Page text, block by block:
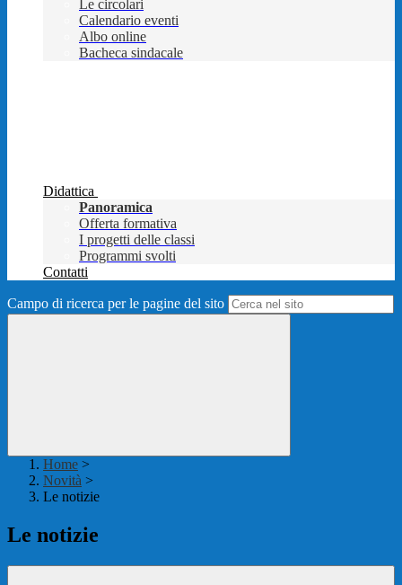
Le circolari
Calendario eventi
Albo online
Bacheca sindacale
Didattica
Panoramica
Offerta formativa
I progetti delle classi
Programmi svolti
Contatti
Campo di ricerca per le pagine del sito
Home >
Novità >
Le notizie
Le notizie